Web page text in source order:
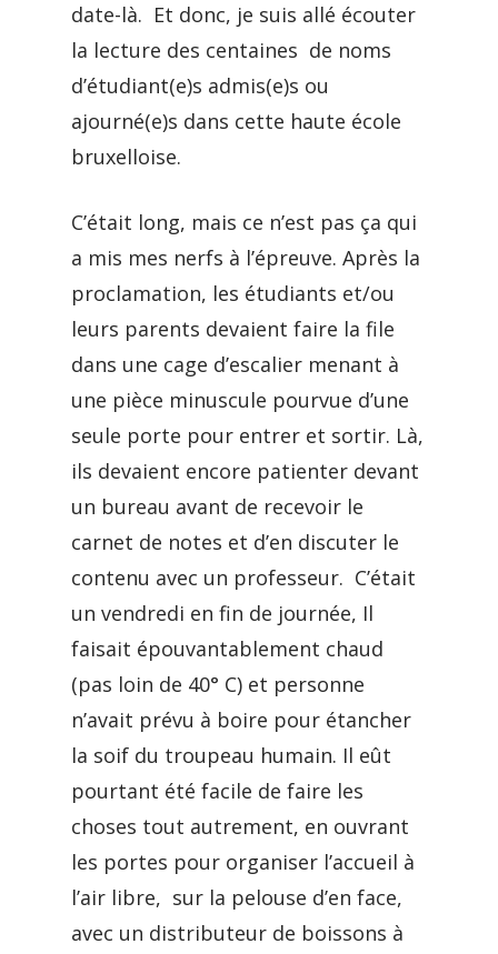
date-là. Et donc, je suis allé écouter
la lecture des centaines de noms
d’étudiant(e)s admis(e)s ou
ajourné(e)s dans cette haute école
bruxelloise.
C’était long, mais ce n’est pas ça qui
a mis mes nerfs à l’épreuve. Après la
proclamation, les étudiants et/ou
leurs parents devaient faire la file
dans une cage d’escalier menant à
une pièce minuscule pourvue d’une
seule porte pour entrer et sortir. Là,
ils devaient encore patienter devant
un bureau avant de recevoir le
carnet de notes et d’en discuter le
contenu avec un professeur. C’était
un vendredi en fin de journée, Il
faisait épouvantablement chaud
(pas loin de 40° C) et personne
n’avait prévu à boire pour étancher
la soif du troupeau humain. Il eût
pourtant été facile de faire les
choses tout autrement, en ouvrant
les portes pour organiser l’accueil à
l’air libre, sur la pelouse d’en face,
avec un distributeur de boissons à